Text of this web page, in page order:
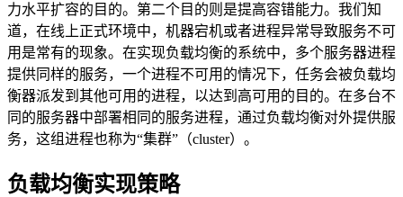
力水平扩容的目的。第二个目的则是提高容错能力。我们知
道，在线上正式环境中，机器宕机或者进程异常导致服务不可
用是常有的现象。在实现负载均衡的系统中，多个服务器进程
提供同样的服务，一个进程不可用的情况下，任务会被负载均
衡器派发到其他可用的进程，以达到高可用的目的。在多台不
同的服务器中部署相同的服务进程，通过负载均衡对外提供服
务，这组进程也称为“集群”（cluster）。
负载均衡实现策略